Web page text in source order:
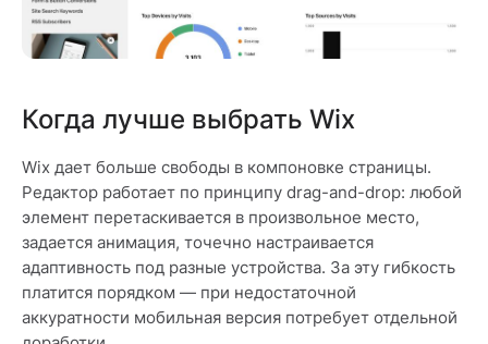
Когда лучше выбрать Wix
Wix дает больше свободы в компоновке страницы.
Редактор работает по принципу drag-and-drop: любой
элемент перетаскивается в произвольное место,
задается анимация, точечно настраивается
адаптивность под разные устройства. За эту гибкость
платится порядком — при недостаточной
аккуратности мобильная версия потребует отдельной